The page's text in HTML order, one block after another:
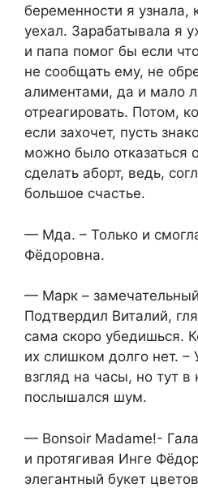
беременности я узнала,
уехал. Зарабатывала я
и папа помог бы если
не сообщать ему, не
алиментами, да и мало
отреагировать. Потом,
если захочет, пусть
можно было отказаться
сделать аборт, ведь,
большое счастье.
— Мда. – Только и
Фёдоровна.
— Марк –
Подтвердил Виталий,
сама скоро убедишься.
их слишком долго нет. –
взгляд на часы, но тут в
послышался шум.
— Bonsoir Madame!-
и протягивая Инге
элегантный букет